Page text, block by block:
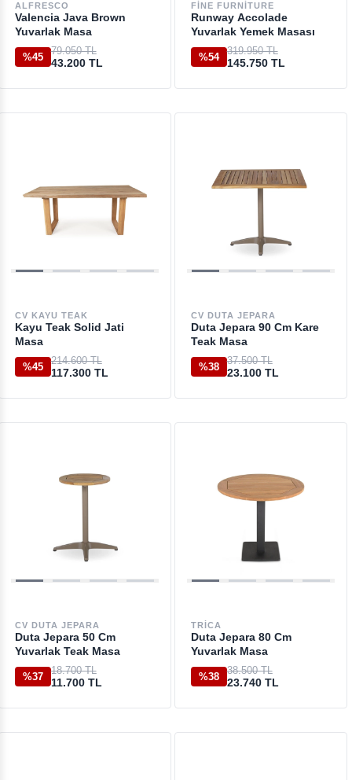
ALFRESCO
Valencia Java Brown
Yuvarlak Masa
%45
79.050 TL
43.200 TL
FINE FURNITURE
Runway Accolade
Yuvarlak Yemek Masası
%54
319.950 TL
145.750 TL
CV KAYU TEAK
Kayu Teak Solid Jati
Masa
%45
214.600 TL
117.300 TL
CV DUTA JEPARA
Duta Jepara 90 Cm Kare
Teak Masa
%38
37.500 TL
23.100 TL
CV DUTA JEPARA
Duta Jepara 50 Cm
Yuvarlak Teak Masa
%37
18.700 TL
11.700 TL
TRICA
Duta Jepara 80 Cm
Yuvarlak Masa
%38
38.500 TL
23.740 TL